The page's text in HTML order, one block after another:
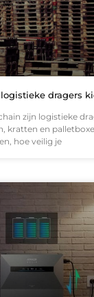
dragers
zijn logistieke
kratten en
hoe veilig je